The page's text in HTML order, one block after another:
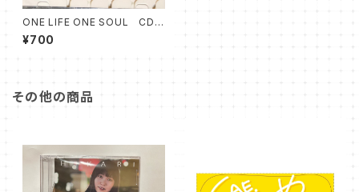
ONE LIFE ONE SOUL CD
スパイス
¥700
その他の商品